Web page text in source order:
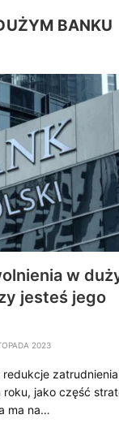
BANKU
w
jesteś jego
2023
jako część
ma na…